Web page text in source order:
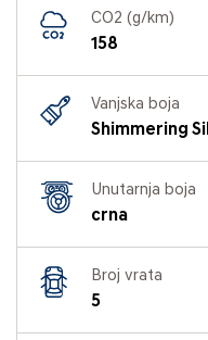
CO2 (g/km)
158
Vanjska boja
Shimmering
Unutarnja boja
crna
Broj vrata
5